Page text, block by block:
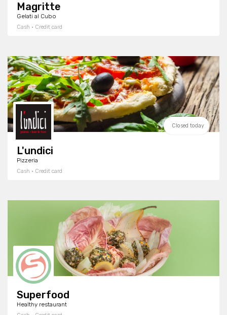
Magritte
Gelati al Cubo
Cash · Credit card
Closed today
L'undici
Pizzeria
Cash · Credit card
Superfood
Healthy restaurant